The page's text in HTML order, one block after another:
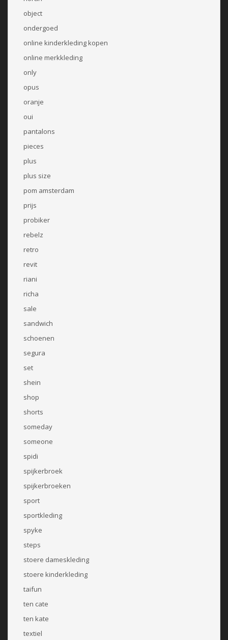
object
ondergoed
online kinderkleding kopen
online merkkleding
only
opus
oranje
oui
pantalons
pieces
plus
plus size
pom amsterdam
prijs
probiker
rebelz
retro
revit
riani
richa
sale
sandwich
schoenen
segura
set
shein
shop
shorts
someday
someone
spidi
spijkerbroek
spijkerbroeken
sport
sportkleding
spyke
steps
stoere dameskleding
stoere kinderkleding
taifun
ten cate
ten kate
textiel